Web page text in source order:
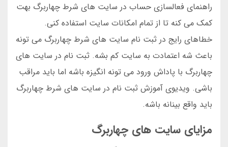
راهنمای فعالسازی حساب در سایت های شرط چهاربرگ بهت
کمک می کنه تا از تمام امکانات سایت استفاده کنی.
خطاهای رایج در ثبت نام سایت های شرط چهاربرگ می تونه
باعث شه اعتمادت به سایت کم بشه. ثبت نام در سایت های
چهاربرگ با پاداش ورود می تونه انگیزه باشه اما باید مراقب
باشی. ویدیوی آموزش ثبت نام در سایت های شرط چهاربرگ
باید واقع بینانه باشه.
مزایای سایت های چهاربرگ